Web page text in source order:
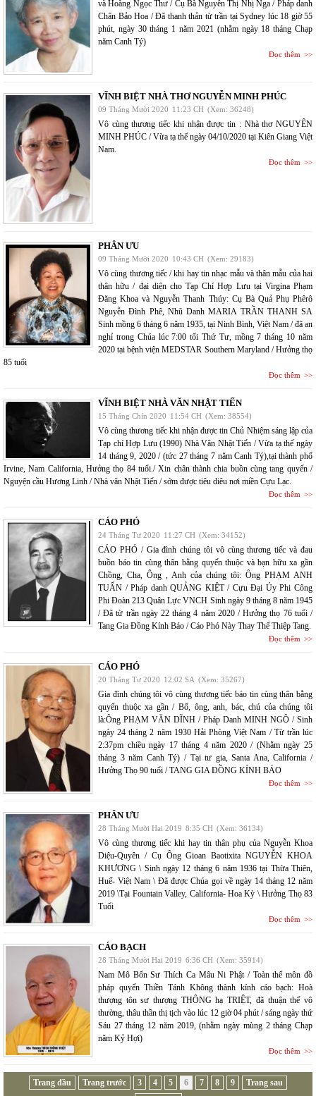
và Hoàng Ngọc Thư / Cụ Bà Nguyễn Thị Nhị Nga / Pháp danh
Chân Bảo Hoa / Đã thanh thản từ trần tại Sydney lúc 18 giờ 55
phút, ngày 30 tháng 1 năm 2021 (nhằm ngày 18 tháng Chạp
năm Canh Tý)
Đọc thêm
VĨNH BIỆT NHÀ THƠ NGUYỄN MINH PHÚC
09 Tháng Mười 2020 11:23 CH (Xem: 36248)
Vô cùng thương tiếc khi nhận được tin : Nhà thơ NGUYÊN
MINH PHÚC / Vừa tạ thế ngày 04/10/2020 tại Kiên Giang Việt
Nam.
Đọc thêm
PHÂN ƯU
09 Tháng Mười 2020 10:43 CH (Xem: 29183)
Vô cùng thương tiếc / khi hay tin nhạc mẫu và thân mẫu của hai
thân hữu / đại diện cho Tạp Chí Hợp Lưu tại Virgina Phạm
Đăng Khoa và Nguyễn Thanh Thúy: Cụ Bà Quả Phụ Phêrô
Nguyễn Đình Phê, Nhũ Danh MARIA TRẦN THANH SA
Sinh mồng 6 tháng 6 năm 1935, tại Ninh Bình, Việt Nam / đã an
nghỉ trong Chúa lúc 7:00 tối Thứ Tư, mồng 7 tháng 10 năm
2020 tại bệnh viện MEDSTAR Southern Maryland / Hưởng thọ
85 tuổi
Đọc thêm
VĨNH BIỆT NHÀ VĂN NHẬT TIẾN
15 Tháng Chín 2020 11:54 CH (Xem: 38554)
Vô cùng thương tiếc khi nhận được tin Chủ Nhiệm sáng lập của
Tạp chí Hợp Lưu (1990) Nhà Văn Nhật Tiến / Vừa tạ thế ngày
14 tháng 9, 2020 / (tức 27 tháng 7 năm Canh Tý),tại thành phố
Irvine, Nam California, Hưởng thọ 84 tuổi./ Xin chân thành chia buồn cùng tang quyến /
Nguyện cầu Hương Linh / Nhà văn Nhật Tiến / sớm được tiêu diêu nơi miền Cựu Lạc.
Đọc thêm
CÁO PHÓ
24 Tháng Tư 2020 11:27 CH (Xem: 34152)
CÁO PHÓ / Gia đình chúng tôi vô cùng thương tiếc và đau
buồn báo tin cùng thân bằng quyến thuộc và bạn hữu xa gần
Chồng, Cha, Ông , Anh của chúng tôi: Ông PHẠM ANH
TUẤN / Pháp danh QUẢNG KIỆT / Cựu Đại Úy Phi Công
Phi Đoàn 213 Quân Lực VNCH Sinh ngày 9 tháng 8 năm 1945
/ Đã từ trần ngày 22 tháng 4 năm 2020 / Hưởng thọ 76 tuổi /
Tang Gia Đồng Kính Báo / Cáo Phó Này Thay Thế Thiệp Tang.
Đọc thêm
CÁO PHÓ
20 Tháng Tư 2020 12:02 SA (Xem: 35267)
Gia đình chúng tôi vô cùng thương tiếc báo tin cùng thân bằng
quyến thuộc xa gần / Bố, ông, anh, bác, chú của chúng tôi
là:Ông PHẠM VĂN DĨNH / Pháp Danh MINH NGỘ / Sinh
ngày 24 tháng 2 năm 1930 Hải Phòng Việt Nam / Từ trần lúc
2:37pm chiều ngày 17 tháng 4 năm 2020 / (Nhằm ngày 25
tháng 3 năm Canh Tý) / Tại tư gia, Santa Ana, California /
Hưởng Thọ 90 tuổi / TANG GIA ĐỒNG KÍNH BÁO
Đọc thêm
PHÂN ƯU
28 Tháng Mười Hai 2019 8:35 CH (Xem: 36134)
Vô cùng thương tiếc khi hay tin thân phụ của Nguyễn Khoa
Diệu-Quyên / Cụ Ông Gioan Baotixita NGUYỄN KHOA
KHƯƠNG \ Sinh ngày 12 tháng 6 năm 1936 tại Thừa Thiên,
Huế- Việt Nam \ Đã được Chúa gọi về ngày 14 tháng 12 năm
2019 \Tại Fountain Valley, California- Hoa Kỳ \ Hưởng Thọ 83
Tuổi
Đọc thêm
CÁO BẠCH
28 Tháng Mười Hai 2019 6:36 CH (Xem: 35914)
Nam Mô Bổn Sư Thích Ca Mâu Ni Phật / Toàn thể môn đồ
pháp quyến Thiền Tánh Không thành kính cáo bạch: Hoà
thượng tôn sư thượng THÔNG hạ TRIỆT, đã thuận thế vô
thường, thâu thần thị tịch vào lúc 12 giờ 04 phút / sáng ngày thứ
Sáu 27 tháng 12 năm 2019, (nhằm ngày mùng 2 tháng Chạp
năm Kỷ Hợi)
Đọc thêm
Trang đầu Trang trước 3 4 5 6 7 8 9
Trang sau